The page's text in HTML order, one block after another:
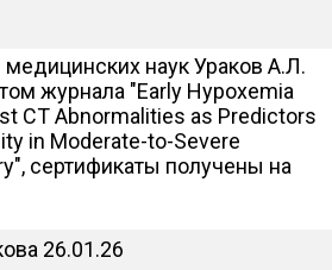
наук Ураков А.Л.
журнала "Early Hypoxemia
CT Abnormalities as Predictors
in Moderate-to-Severe
сертификаты получены на